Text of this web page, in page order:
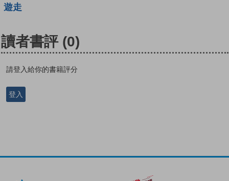
遊走
讀者書評 (0)
請登入給你的書籍評分
登入